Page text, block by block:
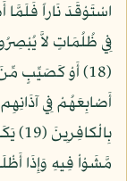
اسْتَوْقَدَ نَاراً
(18) أَوْ كَصَيِّبٍ
أَصْابِعَهُمْ فِي
مَّشَوْاْ فِيهِ وَإِذَا